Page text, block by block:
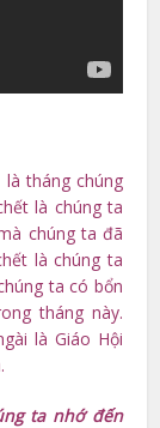
tháng chúng
là chúng ta
chúng ta đã
là chúng ta
ta có bổn
tháng này.
là Giáo Hội
ta nhớ đến